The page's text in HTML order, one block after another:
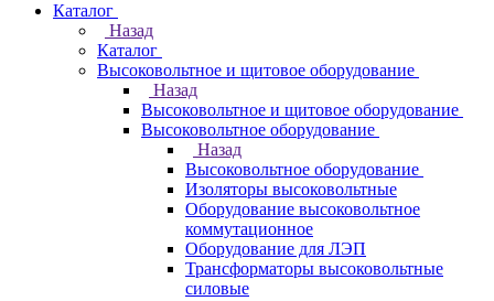
Каталог
Назад
Каталог
Высоковольтное и щитовое оборудование
Назад
Высоковольтное и щитовое оборудование
Высоковольтное оборудование
Назад
Высоковольтное оборудование
Изоляторы высоковольтные
Оборудование высоковольтное
коммутационное
Оборудование для ЛЭП
Трансформаторы высоковольтные
силовые